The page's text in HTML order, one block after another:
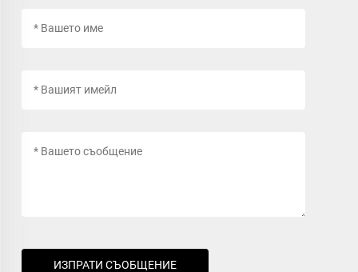
ИЗПРАТИ СЪОБЩЕНИЕ